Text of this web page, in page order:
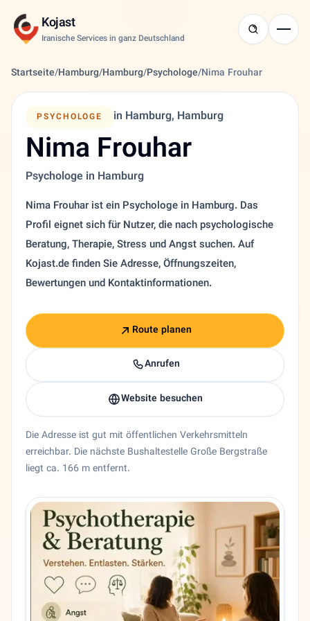
Kojast
Iranische Services in ganz Deutschland
Startseite/Hamburg/Hamburg/Psychologe/Nima Frouhar
PSYCHOLOGE in Hamburg, Hamburg
Nima Frouhar
Psychologe in Hamburg
Nima Frouhar ist ein Psychologe in Hamburg. Das
Profil eignet sich für Nutzer, die nach psychologische
Beratung, Therapie, Stress und Angst suchen. Auf
Kojast.de finden Sie Adresse, Öffnungszeiten,
Bewertungen und Kontaktinformationen.
Route planen
Anrufen
Website besuchen
Die Adresse ist gut mit öffentlichen Verkehrsmitteln
erreichbar. Die nächste Bushaltestelle Große Bergstraße
liegt ca. 166 m entfernt.
Psychologe Nima Frouhar in Hamburg, Hamburg. 🇩🇪
Bundesland
Hamburg
Stadt
Hamburg
Adresse
Große Bergstraße 211